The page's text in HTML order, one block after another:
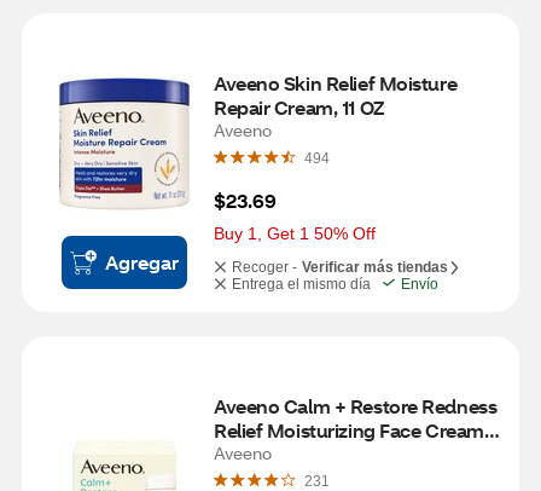
Agregar
Aveeno Skin Relief Moisture
Repair Cream, 11 OZ
Aveeno
494
$23.69
Buy 1, Get 1 50% Off
Recoger - Verificar más tiendas
Entrega el mismo día
Envío
Aveeno Calm + Restore Redness
Relief Moisturizing Face Cream,
1.7 OZ
Aveeno
231